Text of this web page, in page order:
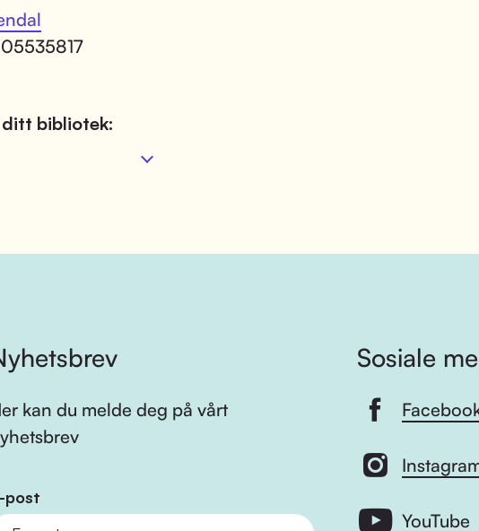
ditt bibliotek:
kan du melde deg på vårt
post
Sosiale
YouTube